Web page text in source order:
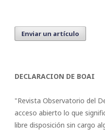
Enviar un artículo
DECLARACION DE BOAI
"Revista Observatorio del
acceso abierto lo que
libre disposición sin cargo